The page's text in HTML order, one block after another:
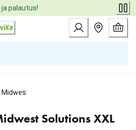
palautus!
Solutions XXL
Solutions XXL